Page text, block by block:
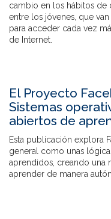
cambio en los hábitos de
entre los jóvenes, que
para acceder cada vez
de Internet.
El Proyecto
Sistemas
abiertos de
Esta publicación explora
general como unas
aprendidos, creando una
aprender de manera